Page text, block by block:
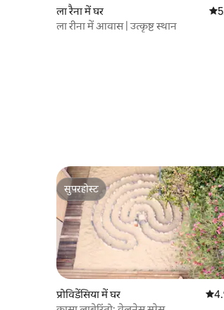
ला रैना में घर
ला रीना में आवास | उत्कृष्ट स्थान
सुपरहोस्ट
सुपरहोस्ट
प्रोविडेंसिया में घर